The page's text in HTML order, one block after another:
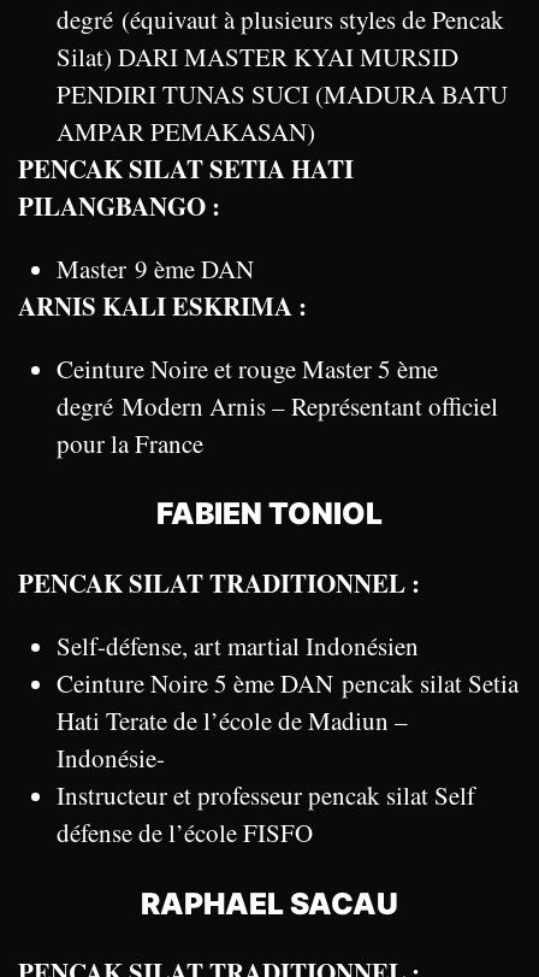
degré (équivaut à plusieurs styles de Pencak
Silat) DARI MASTER KYAI MURSID
PENDIRI TUNAS SUCI (MADURA BATU
AMPAR PEMAKASAN)
PENCAK SILAT SETIA HATI
PILANGBANGO :
Master 9 ème DAN
ARNIS KALI ESKRIMA :
Ceinture Noire et rouge Master 5 ème
degré Modern Arnis – Représentant officiel
pour la France
FABIEN TONIOL
PENCAK SILAT TRADITIONNEL :
Self-défense, art martial Indonésien
Ceinture Noire 5 ème DAN pencak silat Setia
Hati Terate de l’école de Madiun –
Indonésie-
Instructeur et professeur pencak silat Self
défense de l’école FISFO
RAPHAEL SACAU